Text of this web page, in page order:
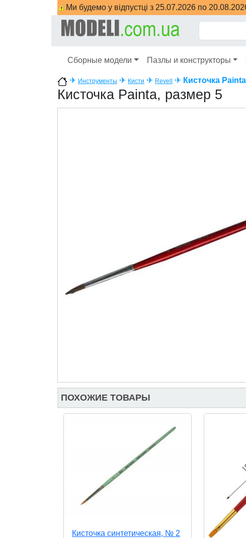
Ми будемо у відпустці з 25.07.2026 по
Сборные модели Пазлы и конструкторы
✈ Инструменты ✈ Кисти ✈ Revell ✈ Кисточка
Кисточка Painta, размер 5
ПОХОЖИЕ ТОВАРЫ
Кисточка синтетическая, № 2